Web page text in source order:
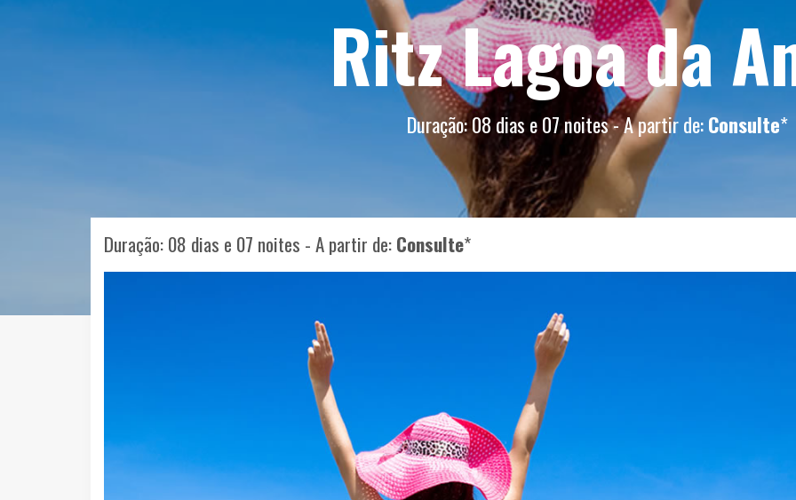
Ritz Lagoa da
Duração: 08 dias e 07 noites - A partir de:Consulte*
Duração: 08 dias e 07 noites - A partir de:Consulte*